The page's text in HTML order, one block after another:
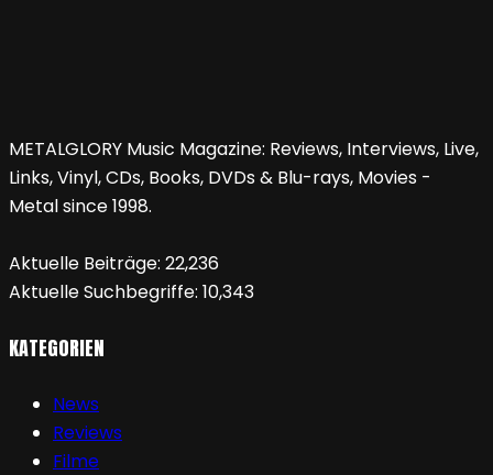
METALGLORY Music Magazine: Reviews, Interviews, Live,
Links, Vinyl, CDs, Books, DVDs & Blu-rays, Movies -
Metal since 1998.
Aktuelle Beiträge: 22,236
Aktuelle Suchbegriffe: 10,343
KATEGORIEN
News
Reviews
Filme